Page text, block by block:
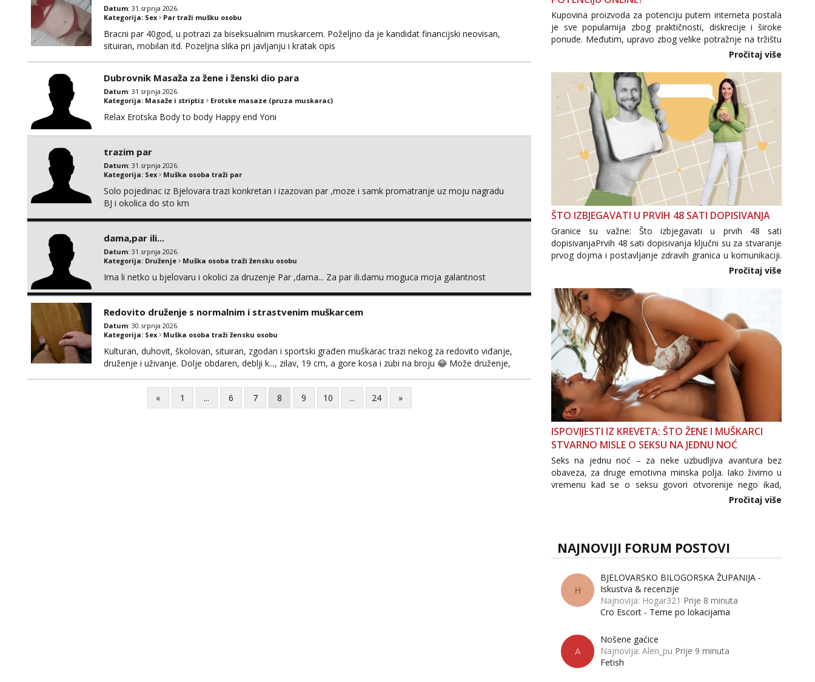
Datum: 31.srpnja 2026.
Kategorija: Sex Par traži mušku osobu
Bracni par 40god, u potrazi za biseksualnim muskarcem. Poželjno da je kandidat financijski neovisan,
situiran, mobilan itd. Pozeljna slika pri javljanju i kratak opis
Dubrovnik Masaža za žene i ženski dio para
Datum: 31.srpnja 2026.
Kategorija: Masaže i striptiz Erotske masaze (pruza muskarac)
Relax Erotska Body to body Happy end Yoni
trazim par
Datum: 31.srpnja 2026.
Kategorija: Sex Muška osoba traži par
Solo pojedinac iz Bjelovara trazi konkretan i izazovan par ,moze i samk promatranje uz moju nagradu
BJ i okolica do sto km
dama,par ili...
Datum: 31.srpnja 2026.
Kategorija: Druženje Muška osoba traži žensku osobu
Ima li netko u bjelovaru i okolici za druzenje Par ,dama... Za par ili.damu moguca moja galantnost
Redovito druženje s normalnim i strastvenim muškarcem
Datum: 30.srpnja 2026.
Kategorija: Sex Muška osoba traži žensku osobu
Kulturan, duhovit, školovan, situiran, zgodan i sportski građen muškarac trazi nekog za redovito viđanje,
druženje i uživanje. Dolje obdaren, deblji k..., zilav, 19 cm, a gore kosa i zubi na broju 😂 Može druženje,
u sexu, bez tabua i limita, otvoren i komunikativan. Moguce i kombinacije ŽŽM ...
«
1 ... 6 7 8 9 10 ... 24 »
Kupovina proizvoda za potenciju putem interneta postala
je sve popularnija zbog praktičnosti, diskrecije i široke
ponude. Međutim, upravo zbog velike potražnje na tržištu
se pojavljuju i brojni krivotvoreni proizvodi, nepouzdane
internetske trgovine te proizvodi nepoznatog podrijetla. ...
Pročitaj više
ŠTO IZBJEGAVATI U PRVIH 48 SATI DOPISIVANJA
Granice su važne: Što izbjegavati u prvih 48 sati
dopisivanjaPrvih 48 sati dopisivanja ključni su za stvaranje
prvog dojma i postavljanje zdravih granica u komunikaciji.
Važno je izbjeći prebrzo otkrivanje osobnih ili intimnih
informacija, jer nepoznata osoba još nije zaslužila to
povjerenje. Takođe...
Pročitaj više
ISPOVIJESTI IZ KREVETA: ŠTO ŽENE I MUŠKARCI
STVARNO MISLE O SEKSU NA JEDNU NOĆ
Seks na jednu noć – za neke uzbudljiva avantura bez
obaveza, za druge emotivna minska polja. Iako živimo u
vremenu kad se o seksu govori otvorenije nego ikad,
tema „jedne noći strasti“ i dalje izaziva burne rasprave. Što
Pročitaj više
NAJNOVIJI FORUM POSTOVI
H
BJELOVARSKO BILOGORSKA ŽUPANIJA -
Iskustva & recenzije
Najnovija: Hogar321 Prije 8 minuta
Cro Escort - Teme po lokacijama
A
Nošene gaćice
Najnovija: Alen_pu Prije 9 minuta
Fetish